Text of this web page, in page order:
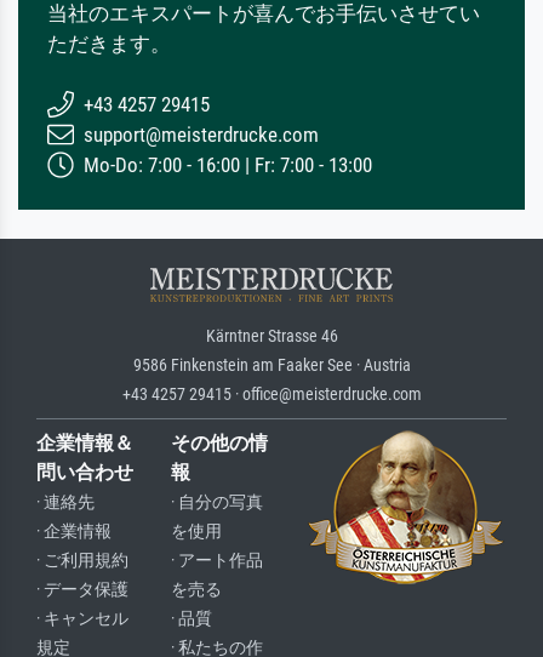
当社のエキスパートが喜んでお手伝いさせてい
ただきます。
+43 4257 29415
support@meisterdrucke.com
Mo-Do: 7:00 - 16:00 | Fr: 7:00 - 13:00
Kärntner Strasse 46
9586 Finkenstein am Faaker See · Austria
+43 4257 29415 · office@meisterdrucke.com
企業情報＆
問い合わせ
· 連絡先
· 企業情報
· ご利用規約
· データ保護
· キャンセル
規定
その他の情
報
· 自分の写真
を使用
· アート作品
を売る
· 品質
· 私たちの作